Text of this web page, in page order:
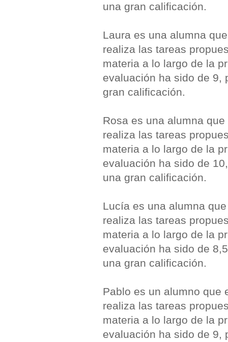
una gran calificación.
Laura es una alumna
realiza las tareas
materia a lo largo de la
evaluación ha sido de 9,
gran calificación.
Rosa es una alumna
realiza las tareas
materia a lo largo de la
evaluación ha sido de
una gran calificación.
Lucía es una alumna
realiza las tareas
materia a lo largo de la
evaluación ha sido de
una gran calificación.
Pablo es un alumno que
realiza las tareas
materia a lo largo de la
evaluación ha sido de 9,